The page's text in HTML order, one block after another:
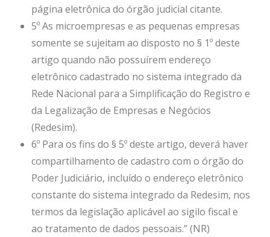
página eletrônica do órgão judicial citante.
5º As microempresas e as pequenas empresas
somente se sujeitam ao disposto no § 1º deste
artigo quando não possuírem endereço
eletrônico cadastrado no sistema integrado da
Rede Nacional para a Simplificação do Registro e
da Legalização de Empresas e Negócios
(Redesim).
6º Para os fins do § 5º deste artigo, deverá haver
compartilhamento de cadastro com o órgão do
Poder Judiciário, incluído o endereço eletrônico
constante do sistema integrado da Redesim, nos
termos da legislação aplicável ao sigilo fiscal e
ao tratamento de dados pessoais.” (NR)